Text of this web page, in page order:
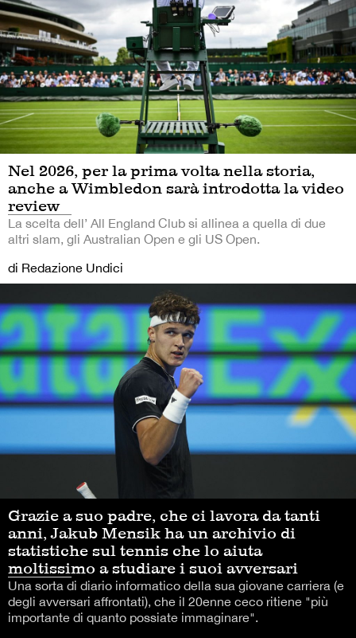
Nel 2026, per la prima volta nella storia,
anche a Wimbledon sarà introdotta la video
review
La scelta dell’ All England Club si allinea a quella di due
altri slam, gli Australian Open e gli US Open.
di Redazione Undici
Grazie a suo padre, che ci lavora da tanti
anni, Jakub Mensik ha un archivio di
statistiche sul tennis che lo aiuta
moltissimo a studiare i suoi avversari
Una sorta di diario informatico della sua giovane carriera (e
degli avversari affrontati), che il 20enne ceco ritiene "più
importante di quanto possiate immaginare".